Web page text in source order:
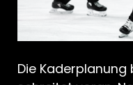
Die Kaderplanung